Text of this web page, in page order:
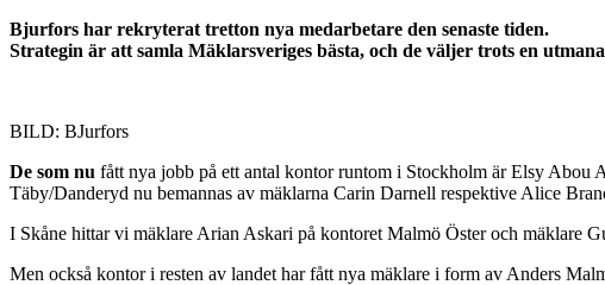
Bjurfors har rekryterat tretton nya medarbetare den senaste tiden.
Strategin är att samla Mäklarsveriges bästa, och de väljer trots en
BILD: BJurfors
De som nu fått nya jobb på ett antal kontor runtom i Stockholm är Elsy Abou
Täby/Danderyd nu bemannas av mäklarna Carin Darnell respektive Alice
I Skåne hittar vi mäklare Arian Askari på kontoret Malmö Öster och mäklare
Men också kontor i resten av landet har fått nya mäklare i form av Anders